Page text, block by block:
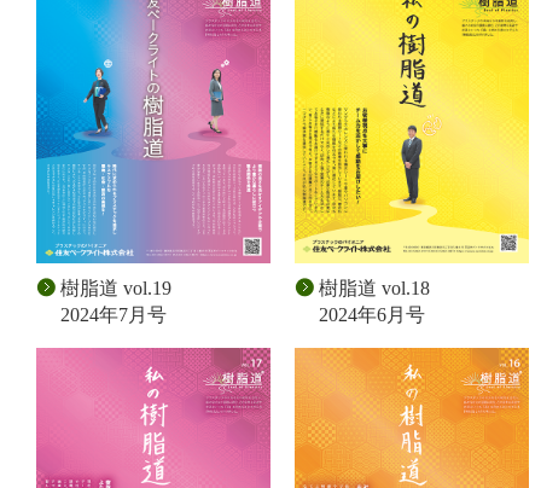
樹脂道 vol.19
2024年7月号
樹脂道 vol.18
2024年6月号